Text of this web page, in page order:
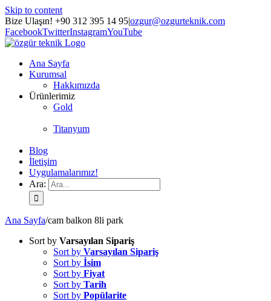
Skip to content
Bize Ulaşın! +90 312 395 14 95|ozgur@ozgurteknik.com
FacebookTwitterInstagramYouTube
Ana Sayfa
Kurumsal
Hakkımızda
Ürünlerimiz
Gold
Titanyum
Blog
İletişim
Uygulamalarımız!
Ara:
Ana Sayfa/cam balkon 8li park
Sort by Varsayılan Sipariş
Sort by Varsayılan Sipariş
Sort by İsim
Sort by Fiyat
Sort by Tarih
Sort by Popülarite